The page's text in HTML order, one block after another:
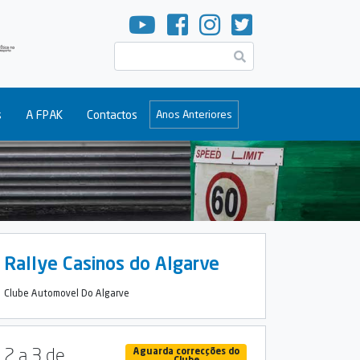
A FPAK Contactos Anos Anteriores
Rallye Casinos do Algarve
Clube Automovel Do Algarve
2 a 3 de
Aguarda correcções do